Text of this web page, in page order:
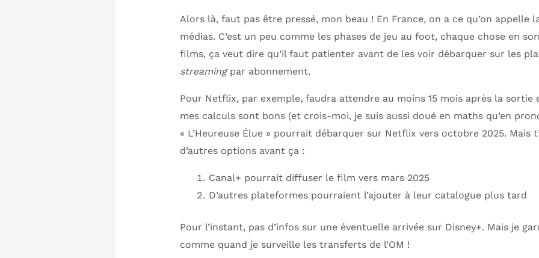
Alors là, faut pas être pressé, mon beau ! En France, on a ce qu’on appelle
médias. C’est un peu comme les phases de jeu au foot, chaque chose en
films, ça veut dire qu’il faut patienter avant de les voir débarquer sur les
streamingpar abonnement.
Pour Netflix, par exemple, faudra attendre au moins 15 mois après la sortie
mes calculs sont bons (et crois-moi, je suis aussi doué en maths qu’en
« L’Heureuse Élue » pourrait débarquer sur Netflix vers octobre 2025. Mais
d’autres options avant ça :
Canal+ pourrait diffuser le film vers mars 2025
D’autres plateformes pourraient l’ajouter à leur catalogue plus tard
Pour l’instant, pas d’infos sur une éventuelle arrivée sur Disney+. Mais je
comme quand je surveille les transferts de l’OM !